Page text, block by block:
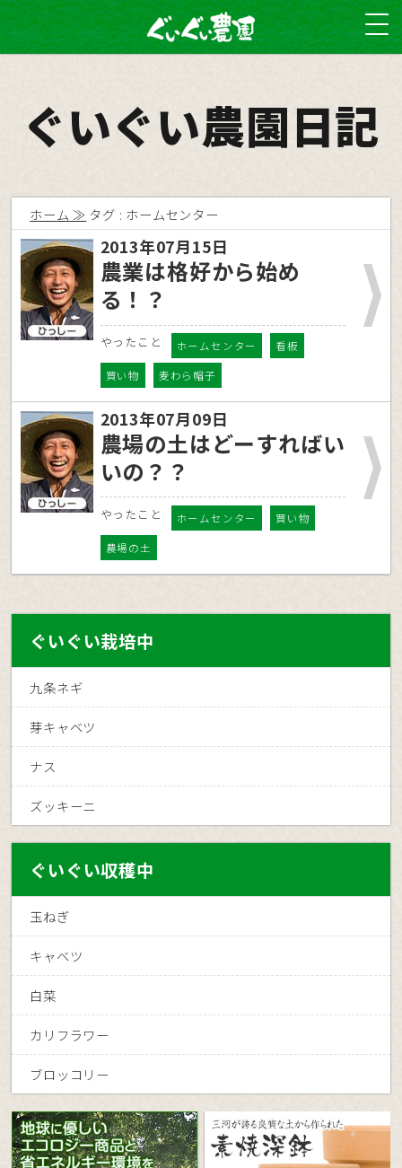
ぐいぐい農園日記
ホーム タグ : ホームセンター
2013年07月15日
農業は格好から始め
る！？
やったこと ホームセンター 看板
買い物 麦わら帽子
2013年07月09日
農場の土はどーすればい
いの？？
やったこと ホームセンター 買い物
農場の土
ぐいぐい栽培中
九条ネギ
芽キャベツ
ナス
ズッキーニ
ぐいぐい収穫中
玉ねぎ
キャベツ
白菜
カリフラワー
ブロッコリー